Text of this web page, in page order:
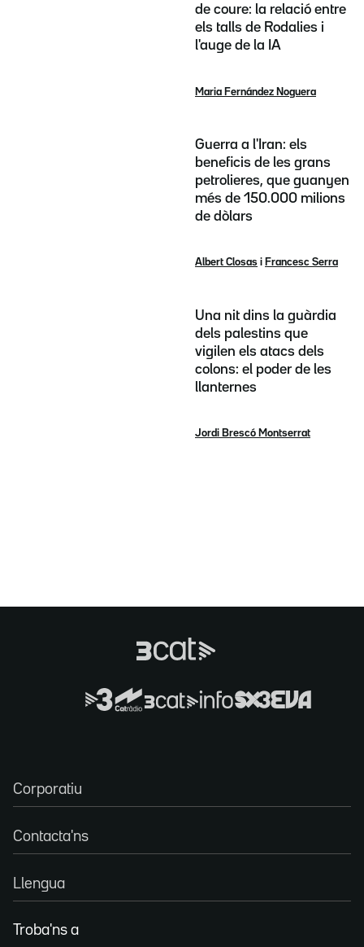
de coure: la relació entre
els talls de Rodalies i
l'auge de la IA
Maria Fernández Noguera
Guerra a l'Iran: els
beneficis de les grans
petrolieres, que guanyen
més de 150.000 milions
de dòlars
Albert Closas i Francesc Serra
Una nit dins la guàrdia
dels palestins que
vigilen els atacs dels
colons: el poder de les
llanternes
Jordi Brescó Montserrat
Corporatiu
Contacta'ns
Llengua
Troba'ns a